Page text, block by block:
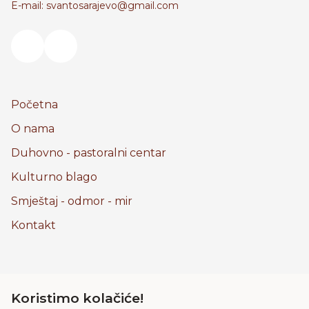
E-mail: svantosarajevo@gmail.com
Početna
O nama
Duhovno - pastoralni centar
Kulturno blago
Smještaj - odmor - mir
Kontakt
Koristimo kolačiće!